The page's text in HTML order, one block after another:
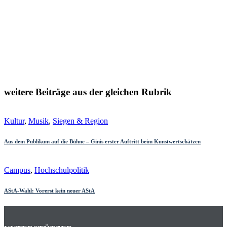
weitere Beiträge aus der gleichen Rubrik
Kultur, Musik, Siegen & Region
Aus dem Publikum auf die Bühne – Ginis erster Auftritt beim Kunstwertschätzen
Campus, Hochschulpolitik
AStA-Wahl: Vorerst kein neuer AStA